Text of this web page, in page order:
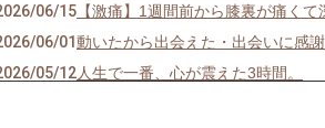
06/15 【激痛】1週間前から膝裏が痛く
06/01動いたから出会えた・出会いに感謝
05/12人生で一番、心が震えた3時間。